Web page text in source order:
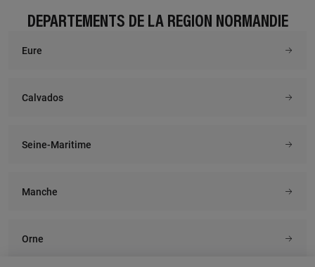
DÉPARTEMENTS DE LA RÉGION NORMANDIE
Eure
Calvados
Seine-Maritime
Manche
Orne